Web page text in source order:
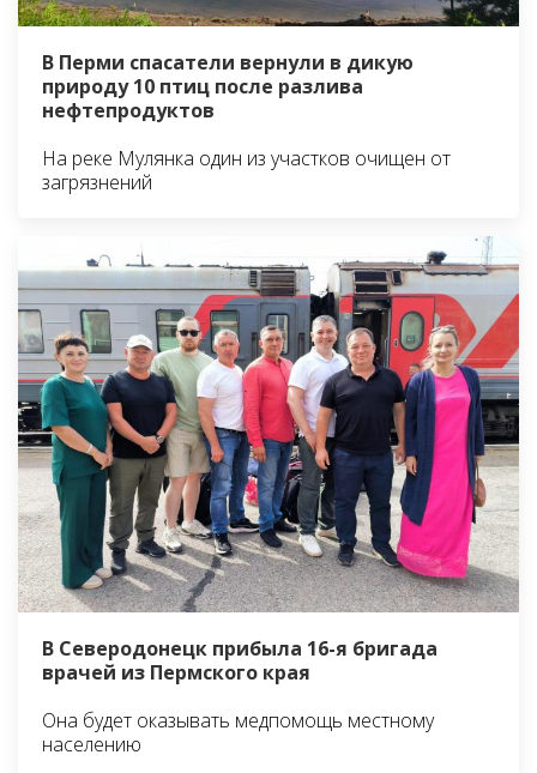
В Перми спасатели вернули в дикую
природу 10 птиц после разлива
нефтепродуктов
На реке Мулянка один из участков очищен от
загрязнений
В Северодонецк прибыла 16-я бригада
врачей из Пермского края
Она будет оказывать медпомощь местному
населению